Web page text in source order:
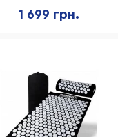
1 699 грн.